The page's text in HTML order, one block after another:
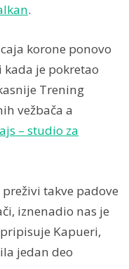
.
korone ponovo
je pokretao
Trening
vežbača a
– studio za
takve padove
iznenadio nas je
Kapueri,
jedan deo